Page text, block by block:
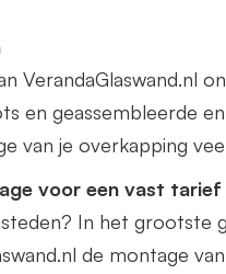
VerandaGlaswand.nl
en geassembleerde
van je overkapping
voor een vast tarief
In het grootste
de montage